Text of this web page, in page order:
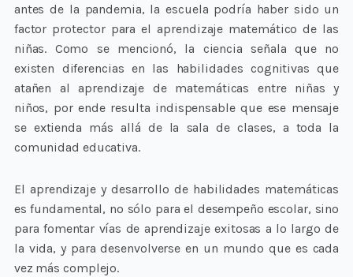
antes de la pandemia, la escuela podría haber sido un
factor protector para el aprendizaje matemático de las
niñas. Como se mencionó, la ciencia señala que no
existen diferencias en las habilidades cognitivas que
atañen al aprendizaje de matemáticas entre niñas y
niños, por ende resulta indispensable que ese mensaje
se extienda más allá de la sala de clases, a toda la
comunidad educativa.
El aprendizaje y desarrollo de habilidades matemáticas
es fundamental, no sólo para el desempeño escolar, sino
para fomentar vías de aprendizaje exitosas a lo largo de
la vida, y para desenvolverse en un mundo que es cada
vez más complejo.